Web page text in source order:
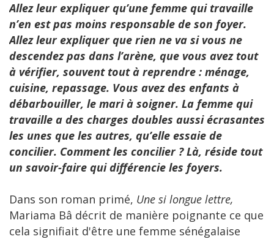
Allez leur expliquer qu’une femme qui travaille
n’en est pas moins responsable de son foyer.
Allez leur expliquer que rien ne va si vous ne
descendez pas dans l’arène, que vous avez tout
à vérifier, souvent tout à reprendre : ménage,
cuisine, repassage. Vous avez des enfants à
débarbouiller, le mari à soigner. La femme qui
travaille a des charges doubles aussi écrasantes
les unes que les autres, qu’elle essaie de
concilier. Comment les concilier ? Là, réside tout
un savoir-faire qui différencie les foyers.
Dans son roman primé, Une si longue lettre,
Mariama Bâ décrit de manière poignante ce que
cela signifiait d'être une femme sénégalaise